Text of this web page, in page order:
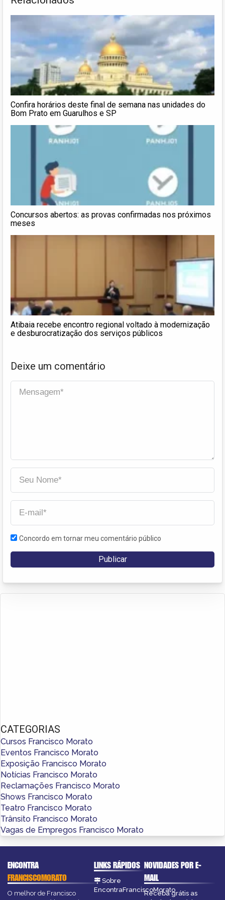
Confira horários deste final de semana nas unidades do
Bom Prato em Guarulhos e SP
Concursos abertos: as provas confirmadas nos próximos
meses
Atibaia recebe encontro regional voltado à modernização
e desburocratização dos serviços públicos
Deixe um comentário
Concordo em tornar meu comentário público
CATEGORIAS
Cursos Francisco Morato
Eventos Francisco Morato
Exposição Francisco Morato
Notícias Francisco Morato
Reclamações Francisco Morato
Shows Francisco Morato
Teatro Francisco Morato
Trânsito Francisco Morato
Vagas de Empregos Francisco Morato
ENCONTRA
FRANCISCOMORATO
O melhor de Francisco
LINKS RÁPIDOS
Sobre
EncontraFranciscoMorato
NOVIDADES POR E-
MAIL
Receba grátis as